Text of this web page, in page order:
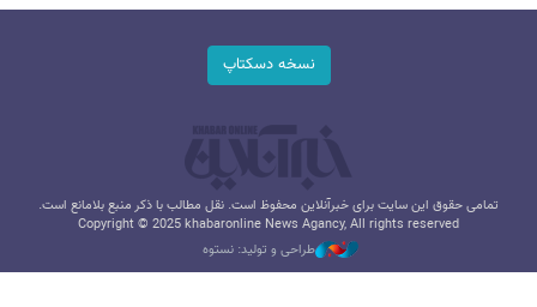
نسخه دسکتاپ
تمامی حقوق این سایت برای خبرآنلاین محفوظ است. نقل مطالب با ذکر منبع بلامانع است.
Copyright © 2025 khabaronline News Agancy, All rights reserved
طراحی و تولید: نستوه